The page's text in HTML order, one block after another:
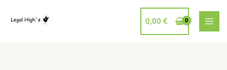
Inhalt
0,00 €